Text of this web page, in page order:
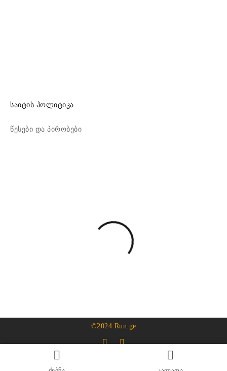
საიტის პოლიტიკა
წესები და პირობები
©2024 Run.ge